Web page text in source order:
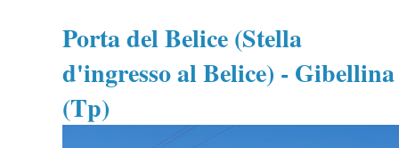
Porta del Belice (Stella
d'ingresso al Belice) - Gibellina
(Tp)